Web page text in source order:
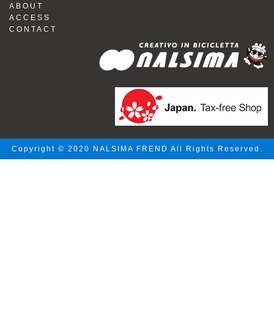
ABOUT
ACCESS
CONTACT
Copyright © 2020 NALSIMA FREND All Rights Reserved.